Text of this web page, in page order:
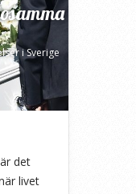
i Sverige
det
livet